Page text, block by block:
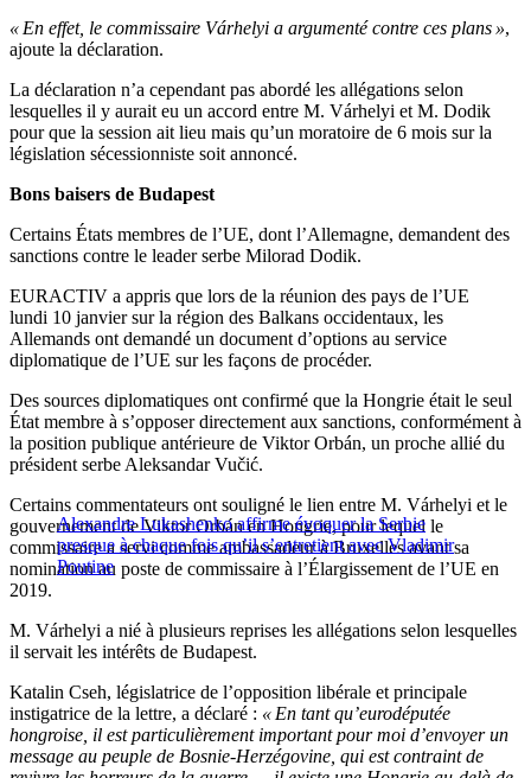
« En effet, le commissaire Várhelyi a argumenté contre ces plans »,
ajoute la déclaration.
La déclaration n’a cependant pas abordé les allégations selon
lesquelles il y aurait eu un accord entre M. Várhelyi et M. Dodik
pour que la session ait lieu mais qu’un moratoire de 6 mois sur la
législation sécessionniste soit annoncé.
Bons baisers de Budapest
Certains États membres de l’UE, dont l’Allemagne, demandent des
sanctions contre le leader serbe Milorad Dodik.
EURACTIV a appris que lors de la réunion des pays de l’UE
lundi 10 janvier sur la région des Balkans occidentaux, les
Allemands ont demandé un document d’options au service
diplomatique de l’UE sur les façons de procéder.
Des sources diplomatiques ont confirmé que la Hongrie était le seul
État membre à s’opposer directement aux sanctions, conformément à
la position publique antérieure de Viktor Orbán, un proche allié du
président serbe Aleksandar Vučić.
Alexandre Lukashenko affirme évoquer la Serbie
presque à chaque fois qu’il s’entretient avec Vladimir
Poutine
Certains commentateurs ont souligné le lien entre M. Várhelyi et le
gouvernement de Viktor Orbán en Hongrie, pour lequel le
commissaire a servi comme ambassadeur à Bruxelles avant sa
nomination au poste de commissaire à l’Élargissement de l’UE en
2019.
M. Várhelyi a nié à plusieurs reprises les allégations selon lesquelles
il servait les intérêts de Budapest.
Katalin Cseh, législatrice de l’opposition libérale et principale
instigatrice de la lettre, a déclaré : « En tant qu’eurodéputée
hongroise, il est particulièrement important pour moi d’envoyer un
message au peuple de Bosnie-Herzégovine, qui est contraint de